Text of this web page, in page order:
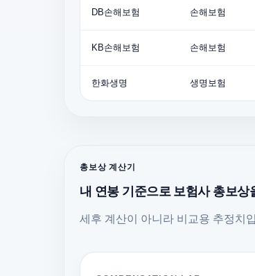
DB손해보험 손해보험
KB손해보험 손해보험
한화생명 생명보험
총보상 계산기
내 연봉 기준으로 보험사 총보상
세후 계산이 아니라 비교용 추정치